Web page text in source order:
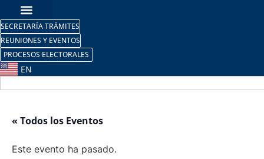
SECRETARÍA TRÁMITES
REUNIONES Y EVENTOS
PROCESOS ELECTORALES
EN
« Todos los Eventos
Este evento ha pasado.